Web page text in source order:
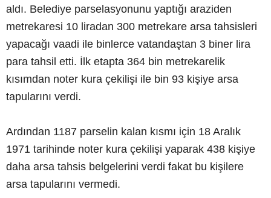
aldı. Belediye parselasyonunu yaptığı araziden
metrekaresi 10 liradan 300 metrekare arsa tahsisleri
yapacağı vaadi ile binlerce vatandaştan 3 biner lira
para tahsil etti. İlk etapta 364 bin metrekarelik
kısımdan noter kura çekilişi ile bin 93 kişiye arsa
tapularını verdi.
Ardından 1187 parselin kalan kısmı için 18 Aralık
1971 tarihinde noter kura çekilişi yaparak 438 kişiye
daha arsa tahsis belgelerini verdi fakat bu kişilere
arsa tapularını vermedi.